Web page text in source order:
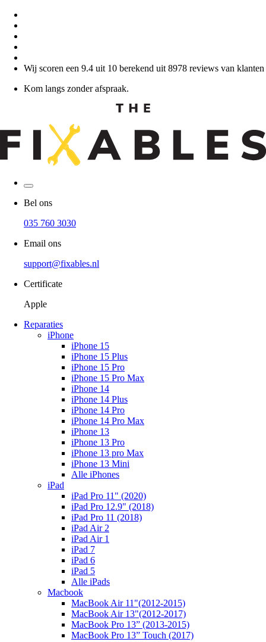
Wij scoren een 9.4 uit 10 berekend uit 8978 reviews van klanten
Kom langs zonder afspraak.
Bel ons
035 760 3030
Email ons
support@fixables.nl
Certificate
Apple
Reparaties
iPhone
iPhone 15
iPhone 15 Plus
iPhone 15 Pro
iPhone 15 Pro Max
iPhone 14
iPhone 14 Plus
iPhone 14 Pro
iPhone 14 Pro Max
iPhone 13
iPhone 13 Pro
iPhone 13 pro Max
iPhone 13 Mini
Alle iPhones
iPad
iPad Pro 11" (2020)
iPad Pro 12.9" (2018)
iPad Pro 11 (2018)
iPad Air 2
iPad Air 1
iPad 7
iPad 6
iPad 5
Alle iPads
Macbook
MacBook Air 11"(2012-2015)
MacBook Air 13"(2012-2017)
MacBook Pro 13” (2013-2015)
MacBook Pro 13” Touch (2017)